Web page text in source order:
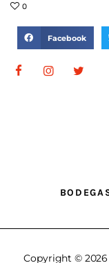
0
Facebook
Copyright ©